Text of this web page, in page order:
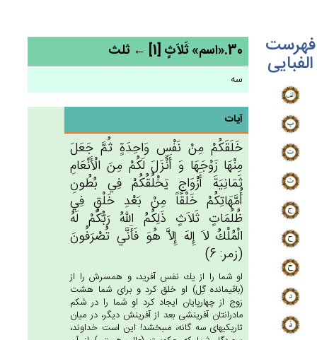
فهرست
الفبایی 30.«اسم» ثَلاَث‌ٍ [1] ← ثلث
سه
آیات
خَلَقَكُمْ‌ مِنْ‌ نَفْس‌ٍ وَاحِدَة‌ٍ ثُم‌َّ جَعَل‌َ
مِنْهَا زَوْجَهَا وَ أَنْزَل‌َ لَكُمْ‌ مِن‌َ الْأَنْعَام‌ِ
ثَمَانِيَة‌َ أَزْوَاج‌ٍ يَخْلُقُكُم‌ْ فِي‌ بُطُون‌ِ
أُمَّهَاتِكُم‌ْ خَلْقَاً مِنْ‌ بَعْدِ خَلْق‌ٍ فِي‌
ظُلُمَات‌ٍ ثَلاَث‌ٍ ذَلِكُم‌ُ الله‌ُ رَبُّكُم‌ْ لَه‌ُ
الْمُلْك‌ُ لاَ إِله‌َ إِلاَّ هُوَ فَأَنَّي‌ تُصْرَفُون‌َ
(زمر: 6)
او شما را از يك نفس آفريد، و همسرش را از
(باقيمانده گِل) او خلق كرد و براى شما هشت
زوج از چهارپايان ايجاد كرد او شما را در شكم
مادرانتان آفرينشى بعد از آفرينش ديگر، در ميان
تاريكيهاى سه گانه، مى‏بخشد! اين است خداوند،